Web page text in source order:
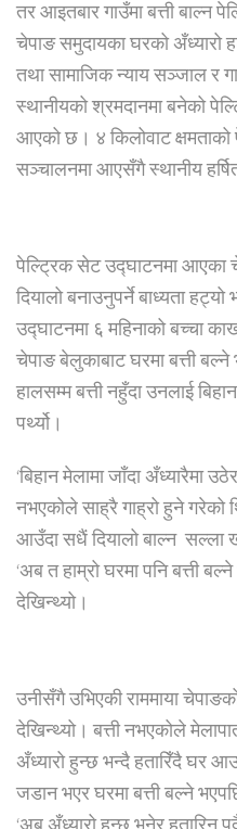
तर आइतबार गाउँमा बत्ती बाल्न
चेपाङ समुदायका घरको
तथा सामाजिक न्याय सञ्जाल र
स्थानीयको श्रमदानमा बनेको
आएको छ। ४ किलोवाट क्षमताको
सञ्चालनमा आएसँगै स्थानीय
पेल्ट्रिक सेट उद्घाटनमा आएका
दियालो बनाउनुपर्ने बाध्यता
उद्घाटनमा ६ महिनाको बच्चा
चेपाङ बेलुकाबाट घरमा बत्ती
हालसम्म बत्ती नहुँदा उनलाई
पर्थ्यो।
‘बिहान मेलामा जाँदा अँध्यारैमा
नभएकोले साह्रै गाह्रो हुने गरेको
आउँदा सधैं दियालो बाल्न सल्ला
‘अब त हाम्रो घरमा पनि बत्ती
देखिन्थ्यो।
उनीसँगै उभिएकी राममाया
देखिन्थ्यो। बत्ती नभएकोले
अँध्यारो हुन्छ भन्दै हतारिँदै घर
जडान भएर घरमा बत्ती बल्ने